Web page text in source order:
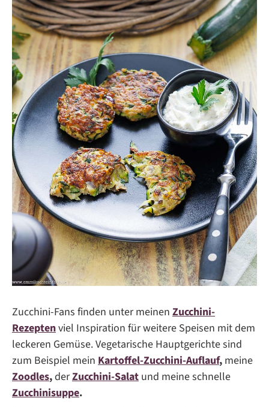
Zucchini-Fans finden unter meinen Zucchini-
Rezeptenviel Inspiration für weitere Speisen mit dem
leckeren Gemüse. Vegetarische Hauptgerichte sind
zum Beispiel mein Kartoffel-Zucchini-Auflauf, meine
Zoodles,derZucchini-Salat und meine schnelle
Zucchinisuppe.